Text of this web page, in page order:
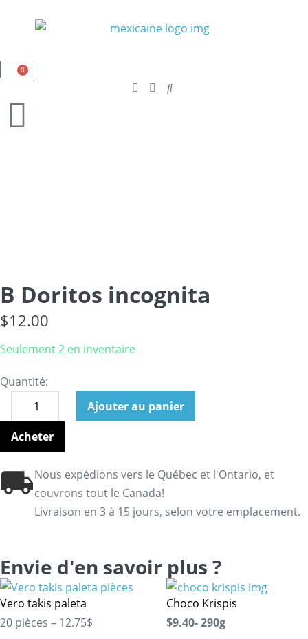
0
B Doritos incognita
$12.00
Seulement 2 en inventaire
Quantité:
Ajouter au panier
Acheter
Nous expédions vers le Québec et l'Ontario, et
couvrons tout le Canada!
Livraison en 3 à 15 jours, selon votre emplacement.
Envie d'en savoir plus ?
Vero takis paleta
20 pièces – 12.75$
Choco Krispis
$9.40- 290g